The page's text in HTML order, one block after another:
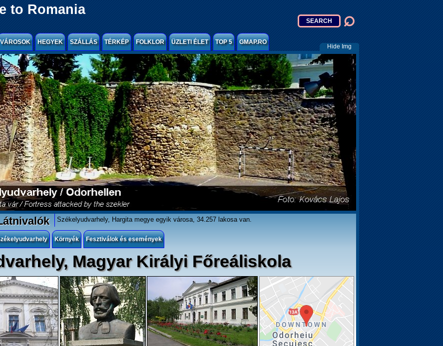
to Romania
VÁROSOK HEGYEK SZÁLLÁS TÉRKÉP FOLKLOR ÜZLETI ÉLET TOP 5 GMAP.RO
Hide Img
Székelyudvarhely, Hargita megye egyik városa, 34.257 lakosa van.
Környék Fesztiválok és események
Magyar Királyi Főreáliskola